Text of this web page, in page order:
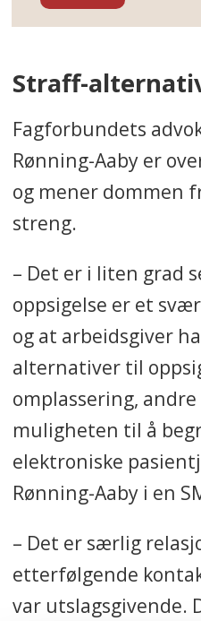
opplysninger
eller på annen
bruke eller
som nevnt i § 21
begrunnet i
pasienten,
hjelp eller har
lov eller forskrift.
De aktuelle
§ 21 a. Forbud
tilegnelse av
opplysninger
eller på annen
bruke eller
som nevnt i §
Straff-
Fagforbundets
Rønning-Aaby er
og mener dommen
streng.
– Det er i liten grad
oppsigelse er et
og at arbeidsgiver
alternativer til
omplassering,
muligheten til å
elektroniske
Rønning-Aaby i en
– Det er særlig
etterfølgende
var utslagsgivende.